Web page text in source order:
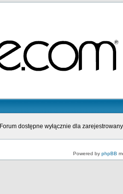
Forum dostępne wyłącznie dla
Powered by phpBB